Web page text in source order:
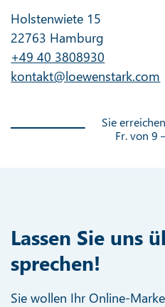
Holstenwiete 15
22763 Hamburg
+49 40 3808930
kontakt@loewenstark.com
Sie
Fr. von 9
Lassen Sie uns
sprechen!
Sie wollen Ihr Online-